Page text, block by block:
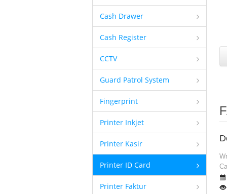
Cash Drawer
Cash Register
CCTV
Guard Patrol System
Fingerprint
Printer Inkjet
Printer Kasir
Printer ID Card
Printer Faktur